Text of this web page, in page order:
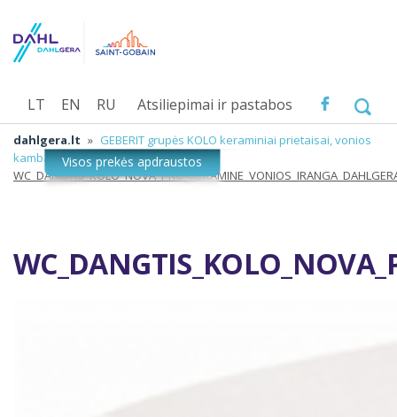
Atsiliepimai ir pastabos
LT EN RU
dahlgera.lt » GEBERIT grupės KOLO keraminiai prietaisai, vonios
kambario įranga »